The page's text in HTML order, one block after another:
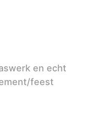
en echt
feest